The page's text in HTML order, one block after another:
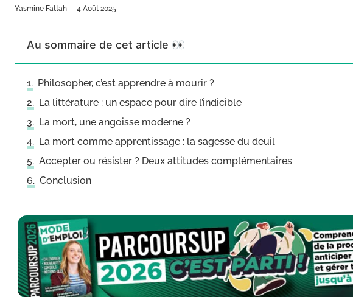
Yasmine Fattah 4 Août 2025
Au sommaire de cet article 👀
Philosopher, c’est apprendre à mourir ?
La littérature : un espace pour dire l’indicible
La mort, une angoisse moderne ?
La mort comme apprentissage : la sagesse du deuil
Accepter ou résister ? Deux attitudes complémentaires
Conclusion